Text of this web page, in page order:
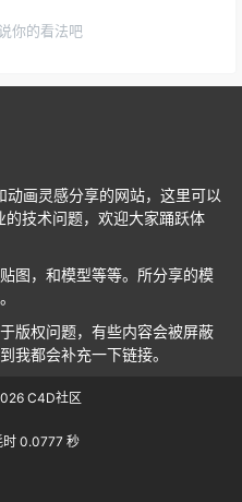
你的看法吧
画灵感分享的网站，这里可以
技术问题，欢迎大家踊跃体
图，和模型等等。所分享的模
版权问题，有些内容会被屏蔽
我都会补充一下链接。
C4D社区
时 0.0777 秒